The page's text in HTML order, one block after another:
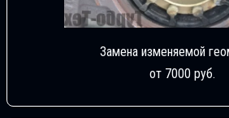
Замена изменяемой
от 7000 руб.